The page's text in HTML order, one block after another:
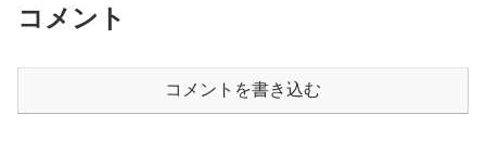
コメント
コメントを書き込む